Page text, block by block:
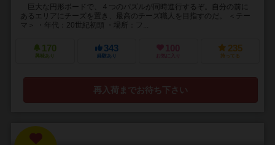
巨大な円形ボードで、４つのパズルが同時進行するぞ。自分の前に
あるエリアにチーズを置き、最高のチーズ職人を目指すのだ。 ＜テー
マ＞ ・年代：20世紀初頭 ・場所：フ...
170
興味あり
343
経験あり
100
お気に入り
235
持ってる
再入荷までお待ち下さい